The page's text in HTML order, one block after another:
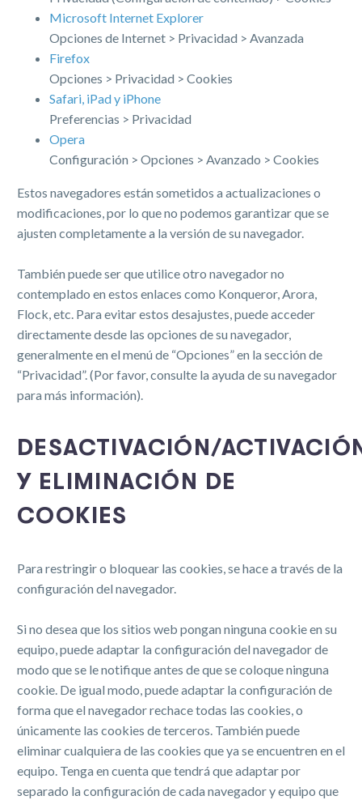
Microsoft Internet Explorer
Opciones de Internet > Privacidad > Avanzada
Firefox
Opciones > Privacidad > Cookies
Safari, iPad y iPhone
Preferencias > Privacidad
Opera
Configuración > Opciones > Avanzado > Cookies
Estos navegadores están sometidos a actualizaciones o
modificaciones, por lo que no podemos garantizar que se
ajusten completamente a la versión de su navegador.
También puede ser que utilice otro navegador no
contemplado en estos enlaces como Konqueror, Arora,
Flock, etc. Para evitar estos desajustes, puede acceder
directamente desde las opciones de su navegador,
generalmente en el menú de “Opciones” en la sección de
“Privacidad”. (Por favor, consulte la ayuda de su navegador
para más información).
DESACTIVACIÓN/
Y ELIMINACIÓN DE
COOKIES
Para restringir o bloquear las cookies, se hace a través de la
configuración del navegador.
Si no desea que los sitios web pongan ninguna cookie en su
equipo, puede adaptar la configuración del navegador de
modo que se le notifique antes de que se coloque ninguna
cookie. De igual modo, puede adaptar la configuración de
forma que el navegador rechace todas las cookies, o
únicamente las cookies de terceros. También puede
eliminar cualquiera de las cookies que ya se encuentren en el
equipo. Tenga en cuenta que tendrá que adaptar por
separado la configuración de cada navegador y equipo que